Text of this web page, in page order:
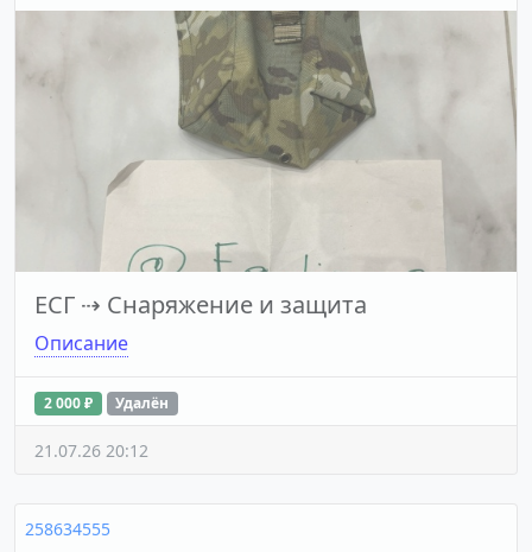
ЕСГ ⇢ Снаряжение и защита
Описание
2 000 ₽ Удалён
21.07.26 20:12
258634555